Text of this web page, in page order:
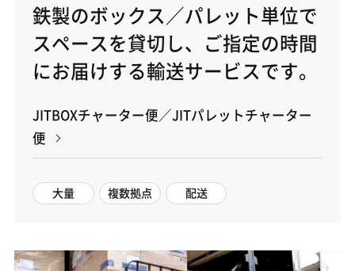
鉄製のボックス／パレット単位で
スペースを貸切し、ご指定の時間
にお届けする輸送サービスです。
JITBOXチャーター便／JITパレットチャーター
便
大量 複数拠点 配送